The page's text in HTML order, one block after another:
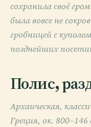
сохранила своё
была вовсе не
гробницей с
позднейших
Полис,
Архаическая,
Греция, ок. 800–146